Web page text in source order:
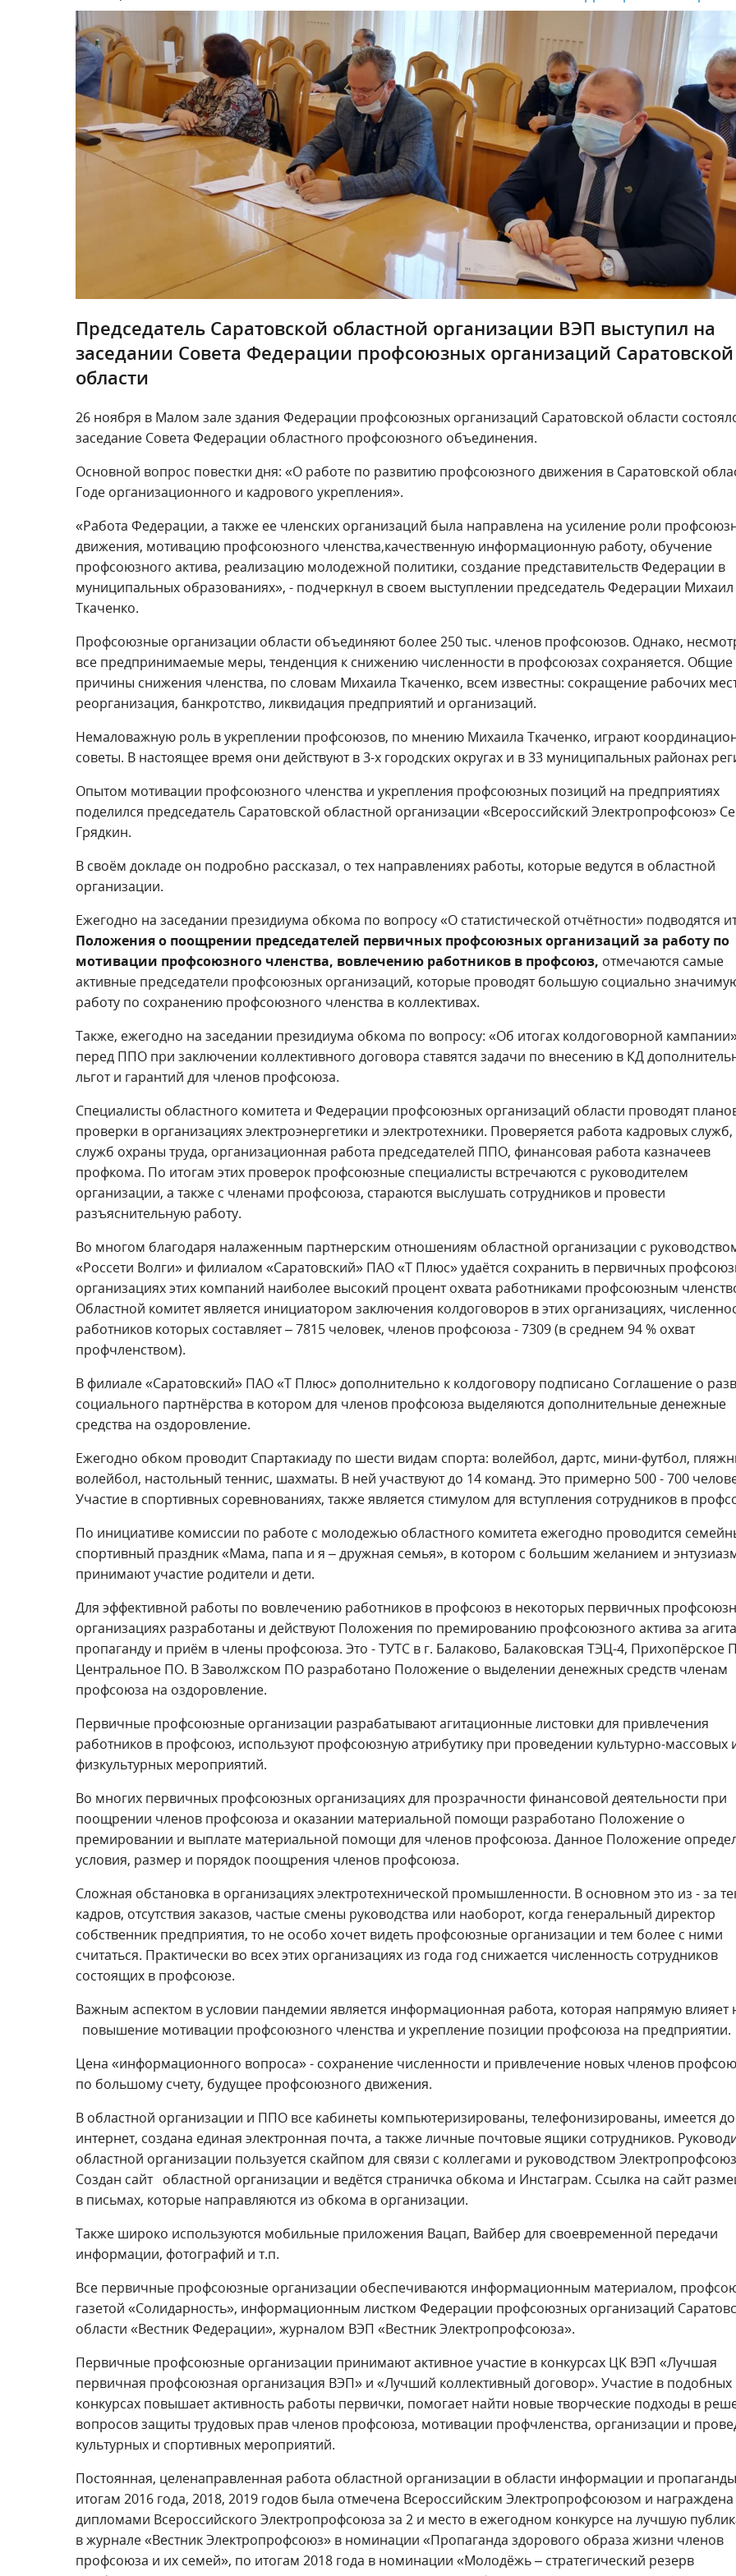
Председатель Саратовской областной организации ВЭП выступил на
заседании Совета Федерации профсоюзных организаций Саратовской
области
26 ноября в Малом зале здания Федерации профсоюзных организаций Саратовской области
заседание Совета Федерации областного профсоюзного объединения.
Основной вопрос повестки дня: «О работе по развитию профсоюзного движения в Саратовской
Годе организационного и кадрового укрепления».
«Работа Федерации, а также ее членских организаций была направлена на усиление роли
движения, мотивацию профсоюзного членства,качественную информационную работу, обучение
профсоюзного актива, реализацию молодежной политики, создание представительств Федерации в
муниципальных образованиях», - подчеркнул в своем выступлении председатель Федерации Михаил
Ткаченко.
Профсоюзные организации области объединяют более 250 тыс. членов профсоюзов. Однако,
все предпринимаемые меры, тенденция к снижению численности в профсоюзах сохраняется. Общие
причины снижения членства, по словам Михаила Ткаченко, всем известны: сокращение рабочих
реорганизация, банкротство, ликвидация предприятий и организаций.
Немаловажную роль в укреплении профсоюзов, по мнению Михаила Ткаченко, играют
советы. В настоящее время они действуют в 3-х городских округах и в 33 муниципальных районах
Опытом мотивации профсоюзного членства и укрепления профсоюзных позиций на предприятиях
поделился председатель Саратовской областной организации «Всероссийский Электропрофсоюз»
Грядкин.
В своём докладе он подробно рассказал, о тех направлениях работы, которые ведутся в областной
организации.
Ежегодно на заседании президиума обкома по вопросу «О статистической отчётности» подводятся
Положения о поощрении председателей первичных профсоюзных организаций за работу по
мотивации профсоюзного членства, вовлечению работников в профсоюз, отмечаются самые
активные председатели профсоюзных организаций, которые проводят большую социально
работу по сохранению профсоюзного членства в коллективах.
Также, ежегодно на заседании президиума обкома по вопросу: «Об итогах колдоговорной
перед ППО при заключении коллективного договора ставятся задачи по внесению в КД
льгот и гарантий для членов профсоюза.
Специалисты областного комитета и Федерации профсоюзных организаций области проводят
проверки в организациях электроэнергетики и электротехники. Проверяется работа кадровых служб,
служб охраны труда, организационная работа председателей ППО, финансовая работа казначеев
профкома. По итогам этих проверок профсоюзные специалисты встречаются с руководителем
организации, а также с членами профсоюза, стараются выслушать сотрудников и провести
разъяснительную работу.
Во многом благодаря налаженным партнерским отношениям областной организации с
«Россети Волги» и филиалом «Саратовский» ПАО «Т Плюс» удаётся сохранить в первичных
организациях этих компаний наиболее высокий процент охвата работниками профсоюзным
Областной комитет является инициатором заключения колдоговоров в этих организациях,
работников которых составляет – 7815 человек, членов профсоюза - 7309 (в среднем 94 % охват
профчленством).
В филиале «Саратовский» ПАО «Т Плюс» дополнительно к колдоговору подписано Соглашение о
социального партнёрства в котором для членов профсоюза выделяются дополнительные денежные
средства на оздоровление.
Ежегодно обком проводит Спартакиаду по шести видам спорта: волейбол, дартс, мини-футбол,
волейбол, настольный теннис, шахматы. В ней участвуют до 14 команд. Это примерно 500 - 700
Участие в спортивных соревнованиях, также является стимулом для вступления сотрудников в
По инициативе комиссии по работе с молодежью областного комитета ежегодно проводится
спортивный праздник «Мама, папа и я – дружная семья», в котором с большим желанием и
принимают участие родители и дети.
Для эффективной работы по вовлечению работников в профсоюз в некоторых первичных
организациях разработаны и действуют Положения по премированию профсоюзного актива за
пропаганду и приём в члены профсоюза. Это - ТУТС в г. Балаково, Балаковская ТЭЦ-4, Прихопёрское
Центральное ПО. В Заволжском ПО разработано Положение о выделении денежных средств членам
профсоюза на оздоровление.
Первичные профсоюзные организации разрабатывают агитационные листовки для привлечения
работников в профсоюз, используют профсоюзную атрибутику при проведении культурно-массовых
физкультурных мероприятий.
Во многих первичных профсоюзных организациях для прозрачности финансовой деятельности при
поощрении членов профсоюза и оказании материальной помощи разработано Положение о
премировании и выплате материальной помощи для членов профсоюза. Данное Положение
условия, размер и порядок поощрения членов профсоюза.
Сложная обстановка в организациях электротехнической промышленности. В основном это из - за
кадров, отсутствия заказов, частые смены руководства или наоборот, когда генеральный директор
собственник предприятия, то не особо хочет видеть профсоюзные организации и тем более с ними
считаться. Практически во всех этих организациях из года год снижается численность сотрудников
состоящих в профсоюзе.
Важным аспектом в условии пандемии является информационная работа, которая напрямую влияет
повышение мотивации профсоюзного членства и укрепление позиции профсоюза на предприятии.
Цена «информационного вопроса» - сохранение численности и привлечение новых членов
по большому счету, будущее профсоюзного движения.
В областной организации и ППО все кабинеты компьютеризированы, телефонизированы, имеется
интернет, создана единая электронная почта, а также личные почтовые ящики сотрудников.
областной организации пользуется скайпом для связи с коллегами и руководством
Создан сайт областной организации и ведётся страничка обкома и Инстаграм. Ссылка на сайт
в письмах, которые направляются из обкома в организации.
Также широко используются мобильные приложения Вацап, Вайбер для своевременной передачи
информации, фотографий и т.п.
Все первичные профсоюзные организации обеспечиваются информационным материалом,
газетой «Солидарность», информационным листком Федерации профсоюзных организаций
области «Вестник Федерации», журналом ВЭП «Вестник Электропрофсоюза».
Первичные профсоюзные организации принимают активное участие в конкурсах ЦК ВЭП «Лучшая
первичная профсоюзная организация ВЭП» и «Лучший коллективный договор». Участие в подобных
конкурсах повышает активность работы первички, помогает найти новые творческие подходы в
вопросов защиты трудовых прав членов профсоюза, мотивации профчленства, организации и
культурных и спортивных мероприятий.
Постоянная, целенаправленная работа областной организации в области информации и
итогам 2016 года, 2018, 2019 годов была отмечена Всероссийским Электропрофсоюзом и награждена
дипломами Всероссийского Электропрофсоюза за 2 и место в ежегодном конкурсе на лучшую
в журнале «Вестник Электропрофсоюз» в номинации «Пропаганда здорового образа жизни членов
профсоюза и их семей», по итогам 2018 года в номинации «Молодёжь – стратегический резерв